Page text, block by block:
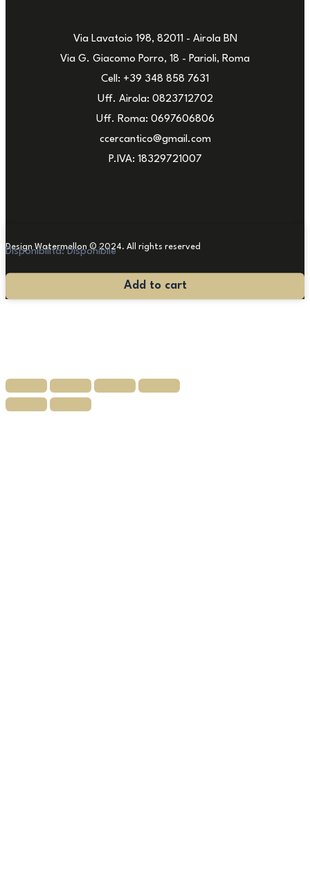
Via Lavatoio 198, 82011 - Airola BN
Via G. Giacomo Porro, 18 - Parioli, Roma
Cell: +39 348 858 7631
Uff. Airola: 0823712702
Uff. Roma: 0697606806
ccercantico@gmail.com
P.IVA: 18329721007
Design Watermellon © 2024. All rights reserved
Disponibilità: Disponibile
Specchiera
Add to cart